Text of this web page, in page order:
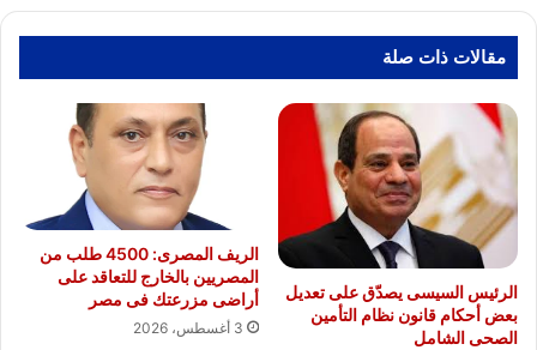
مقالات ذات صلة
الرئيس السيسى يصدّق على تعديل
بعض أحكام قانون نظام التأمين
الصحى الشامل
الريف المصرى: 4500 طلب من
المصريين بالخارج للتعاقد على
أراضى مزرعتك فى مصر
3 أغسطس، 2026